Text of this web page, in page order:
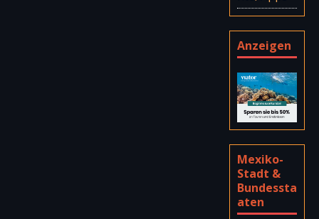
Anzeigen
Mexiko-
Stadt &
Bundessta
aten